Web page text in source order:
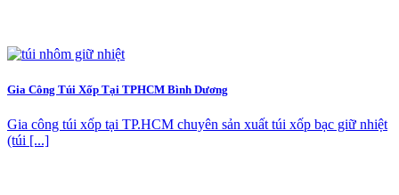
Gia Công Túi Xốp Tại TPHCM Bình Dương
Gia công túi xốp tại TP.HCM chuyên sản xuất túi xốp bạc giữ nhiệt
(túi [...]